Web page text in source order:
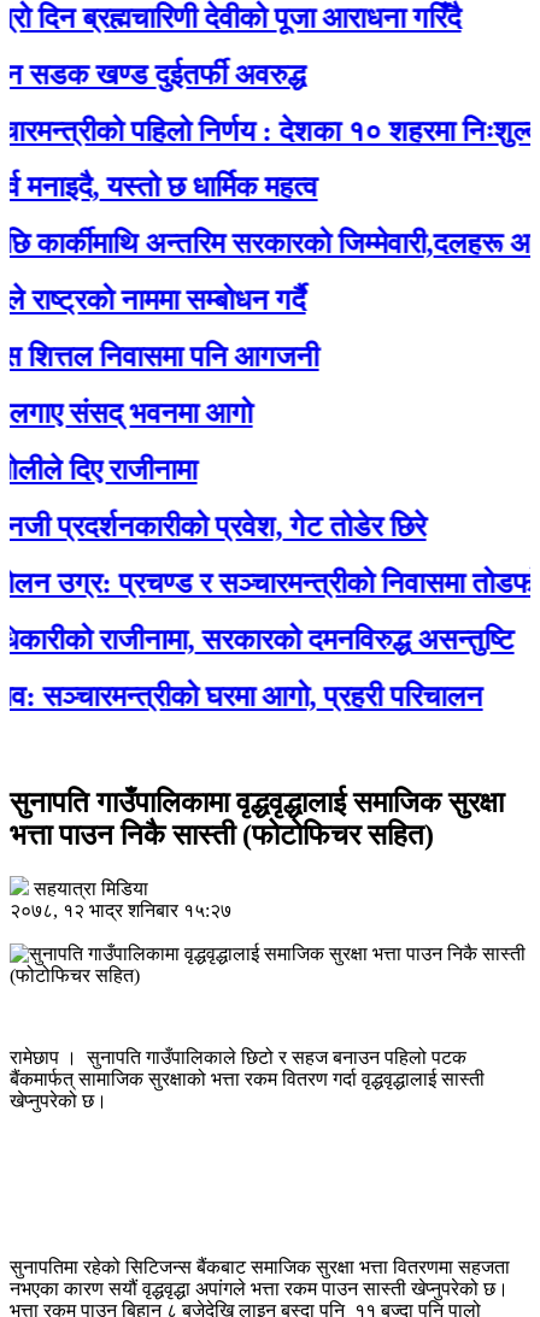
ब्रह्मचारिणी देवीको पूजा आराधना गरिँदै
खण्ड दुईतर्फी अवरुद्ध
पहिलो निर्णय : देशका १० शहरमा निःशुल्क
यस्तो छ धार्मिक महत्व
अन्तरिम सरकारको जिम्मेवारी,दलहरू
नाममा सम्बोधन गर्दै
निवासमा पनि आगजनी
संसद् भवनमा आगो
राजीनामा
प्रवेश, गेट तोडेर छिरे
प्रचण्ड र सञ्चारमन्त्रीको निवासमा तोडफोड र
राजीनामा, सरकारको दमनविरुद्ध असन्तुष्टि
घरमा आगो, प्रहरी परिचालन
सुनापति गाउँपालिकामा वृद्धवृद्धालाई समाजिक सुरक्षा
भत्ता पाउन निकै सास्ती (फोटोफिचर सहित)
सहयात्रा मिडिया
२०७८, १२ भाद्र शनिबार १५:२७
रामेछाप । सुनापति गाउँपालिकाले छिटो र सहज बनाउन पहिलो पटक
बैंकमार्फत् सामाजिक सुरक्षाको भत्ता रकम वितरण गर्दा वृद्धवृद्धालाई सास्ती
खेप्नुपरेको छ।
सुनापतिमा रहेको सिटिजन्स बैंकबाट समाजिक सुरक्षा भत्ता वितरणमा सहजता
नभएका कारण सयौं वृद्धवृद्धा अपांगले भत्ता रकम पाउन सास्ती खेप्नुपरेको छ।
भत्ता रकम पाउन बिहान ८ बजेदेखि लाइन बस्दा पनि ११ बज्दा पनि पालो